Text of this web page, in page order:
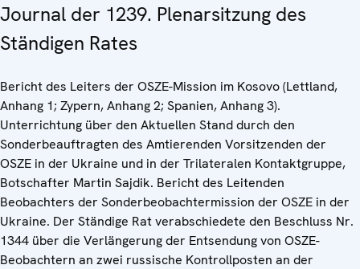
Journal der 1239. Plenarsitzung des
Ständigen Rates
Bericht des Leiters der OSZE-Mission im Kosovo (Lettland,
Anhang 1; Zypern, Anhang 2; Spanien, Anhang 3).
Unterrichtung über den Aktuellen Stand durch den
Sonderbeauftragten des Amtierenden Vorsitzenden der
OSZE in der Ukraine und in der Trilateralen Kontaktgruppe,
Botschafter Martin Sajdik. Bericht des Leitenden
Beobachters der Sonderbeobachtermission der OSZE in der
Ukraine. Der Ständige Rat verabschiedete den Beschluss Nr.
1344 über die Verlängerung der Entsendung von OSZE-
Beobachtern an zwei russische Kontrollposten an der